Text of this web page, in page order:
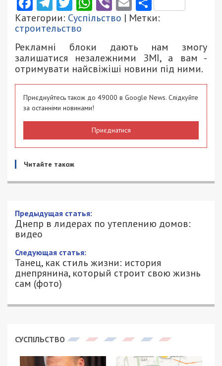
Категории: Суспільство | Метки:
строительство
Рекламні блоки дають нам змогу
залишатися незалежними ЗМІ, а вам -
отримувати найсвіжіші новини під ними.
Приєднуйтесь також до 49000 в Google News. Слідкуйте
за останніми новинами!
Приєднатися
Читайте також
Днепр в лидерах по утеплению домов:
видео
11/02/2022 - 17:30
ПЕТРО ЩУКІН - СПЕЦИАЛЬНО ДЛЯ
49000.COM.UA
Украины по показателям энергоэффективности и
региональных властей, который возглавил
сообщает“Наше Місто”.